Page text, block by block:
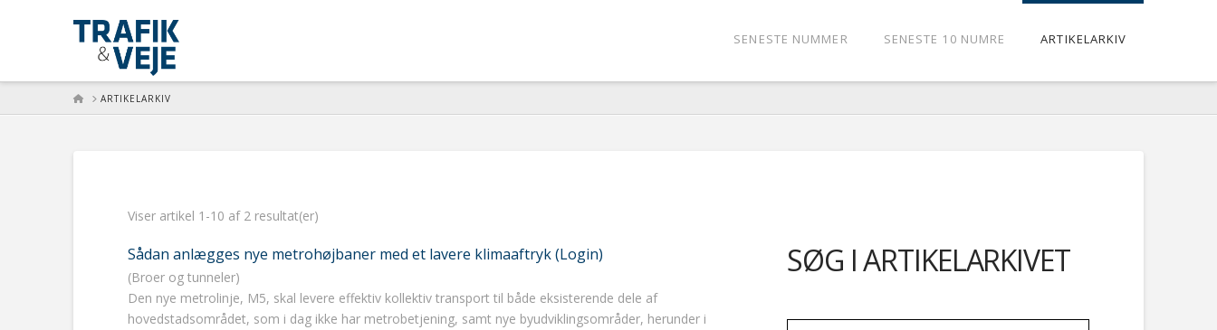
SENESTE NUMMER SENESTE 10 NUMRE ARTIKELARKIV
HOMEARTIKELARKIV
Viser artikel 1-10 af 2 resultat(er)
Sådan anlægges nye metrohøjbaner med et lavere klimaaftryk (Login)
(Broer og tunneler)
Den nye metrolinje, M5, skal levere effektiv kollektiv transport til både eksisterende dele af
hovedstadsområdet, som i dag ikke har metrobetjening, samt nye byudviklingsområder, herunder i
SØG I ARTIKELARKIVET